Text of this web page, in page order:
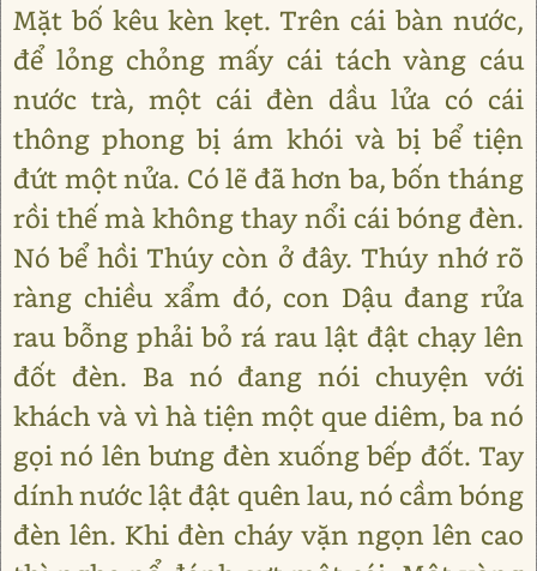
Mặt bố kêu kèn kẹt. Trên cái bàn nước,
để lỏng chỏng mấy cái tách vàng cáu
nước trà, một cái đèn dầu lửa có cái
thông phong bị ám khói và bị bể tiện
đứt một nửa. Có lẽ đã hơn ba, bốn tháng
rồi thế mà không thay nổi cái bóng đèn.
Nó bể hồi Thúy còn ở đây. Thúy nhớ rõ
ràng chiều xẩm đó, con Dậu đang rửa
rau bỗng phải bỏ rá rau lật đật chạy lên
đốt đèn. Ba nó đang nói chuyện với
khách và vì hà tiện một que diêm, ba nó
gọi nó lên bưng đèn xuống bếp đốt. Tay
dính nước lật đật quên lau, nó cầm bóng
đèn lên. Khi đèn cháy vặn ngọn lên cao